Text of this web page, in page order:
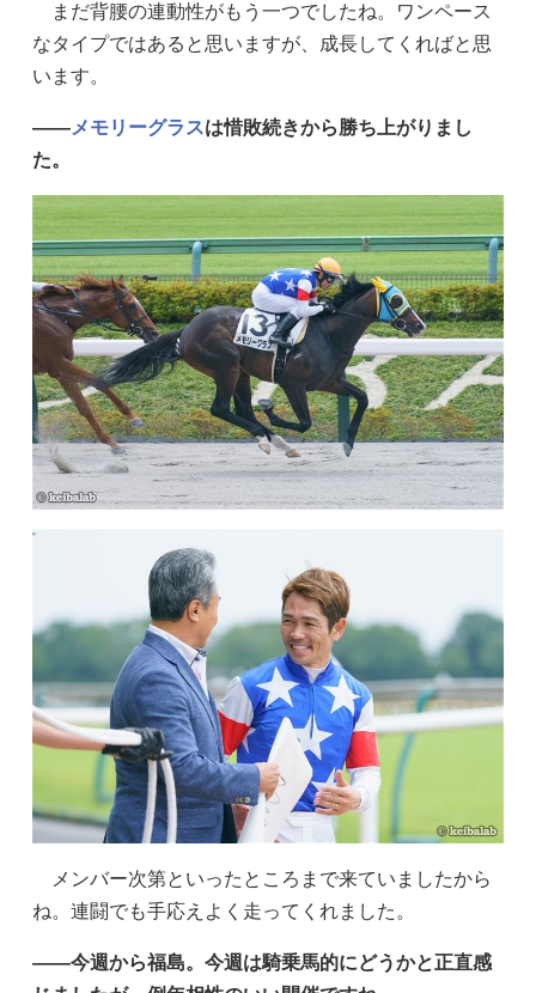
まだ背腰の連動性がもう一つでしたね。ワンペース
なタイプではあると思いますが、成長してくればと思
います。
——メモリーグラスは惜敗続きから勝ち上がりまし
た。
メンバー次第といったところまで来ていましたから
ね。連闘でも手応えよく走ってくれました。
——今週から福島。今週は騎乗馬的にどうかと正直感